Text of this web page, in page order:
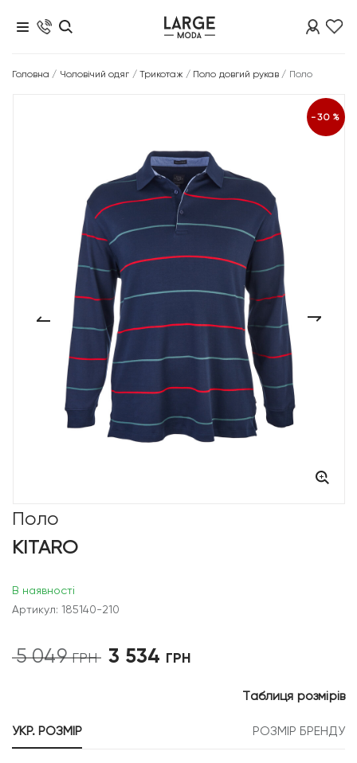
Головна / Чоловічий одяг / Трикотаж / Поло довгий рукав / Поло
-30%
Поло
KITARO
В наявності
Артикул: 185140-210
5 049ГРН
Оригінальна
3 534 ГРН
УКР. РОЗМІР
РОЗМІР БРЕНДУ
Таблиця розмірів